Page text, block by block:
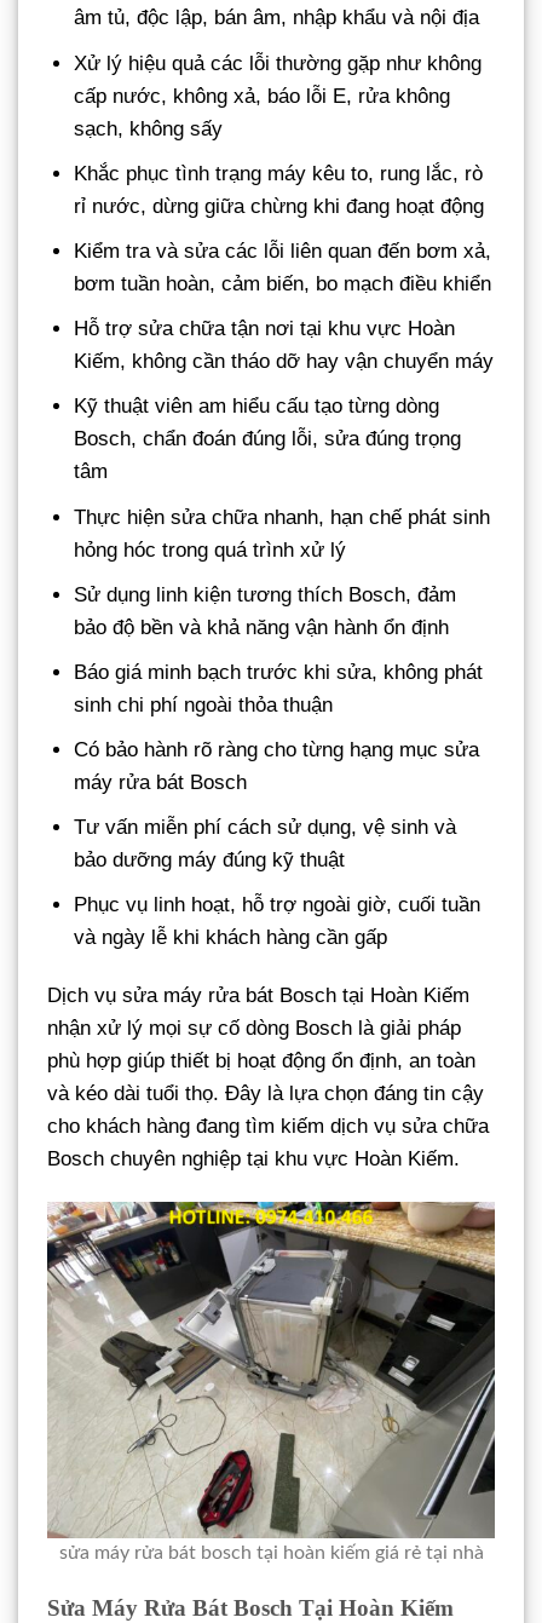
âm tủ, độc lập, bán âm, nhập khẩu và nội địa
Xử lý hiệu quả các lỗi thường gặp như không
cấp nước, không xả, báo lỗi E, rửa không
sạch, không sấy
Khắc phục tình trạng máy kêu to, rung lắc, rò
rỉ nước, dừng giữa chừng khi đang hoạt động
Kiểm tra và sửa các lỗi liên quan đến bơm xả,
bơm tuần hoàn, cảm biến, bo mạch điều khiển
Hỗ trợ sửa chữa tận nơi tại khu vực Hoàn
Kiếm, không cần tháo dỡ hay vận chuyển máy
Kỹ thuật viên am hiểu cấu tạo từng dòng
Bosch, chẩn đoán đúng lỗi, sửa đúng trọng
tâm
Thực hiện sửa chữa nhanh, hạn chế phát sinh
hỏng hóc trong quá trình xử lý
Sử dụng linh kiện tương thích Bosch, đảm
bảo độ bền và khả năng vận hành ổn định
Báo giá minh bạch trước khi sửa, không phát
sinh chi phí ngoài thỏa thuận
Có bảo hành rõ ràng cho từng hạng mục sửa
máy rửa bát Bosch
Tư vấn miễn phí cách sử dụng, vệ sinh và
bảo dưỡng máy đúng kỹ thuật
Phục vụ linh hoạt, hỗ trợ ngoài giờ, cuối tuần
và ngày lễ khi khách hàng cần gấp
Dịch vụ sửa máy rửa bát Bosch tại Hoàn Kiếm
nhận xử lý mọi sự cố dòng Bosch là giải pháp
phù hợp giúp thiết bị hoạt động ổn định, an toàn
và kéo dài tuổi thọ. Đây là lựa chọn đáng tin cậy
cho khách hàng đang tìm kiếm dịch vụ sửa chữa
Bosch chuyên nghiệp tại khu vực Hoàn Kiếm.
sửa máy rửa bát bosch tại hoàn kiếm giá rẻ tại nhà
Sửa Máy Rửa Bát Bosch Tại Hoàn Kiếm